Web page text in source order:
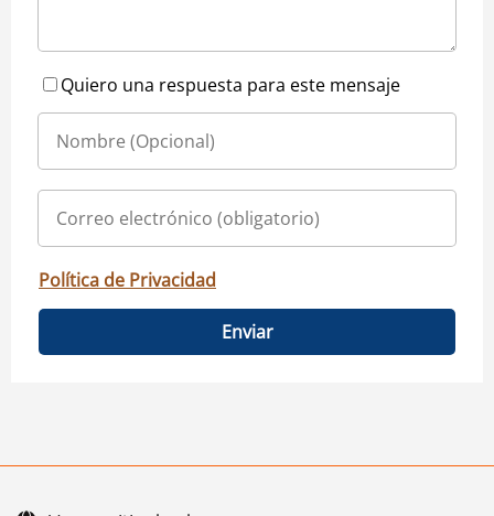
Quiero una respuesta para este mensaje
Política de Privacidad
Enviar